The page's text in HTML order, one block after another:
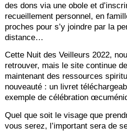
des dons via une obole et
recueillement personnel, en
proches pour s’y joindre par la
distance…
Cette Nuit des Veilleurs 2022,
retrouver, mais le site continue
maintenant des ressources
nouveauté : un livret
exemple de célébration
Quel que soit le visage que
vous serez, l’important sera de